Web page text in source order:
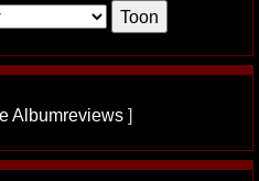
Albumreviews ]